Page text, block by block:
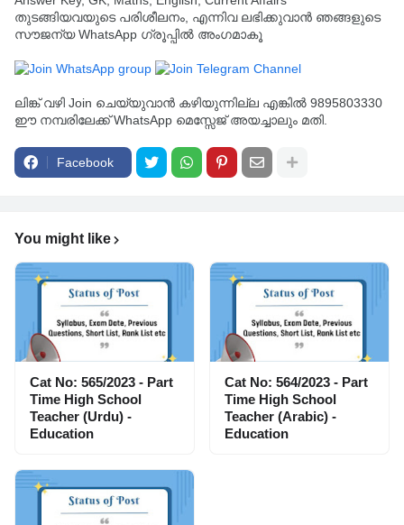
തുടങ്ങിയവയുടെ പരിശീലനം, എന്നിവ ലഭിക്കുവാൻ ഞങ്ങളുടെ
സൗജന്യ WhatsApp ഗ്രൂപ്പിൽ അംഗമാകൂ
ലിങ്ക് വഴി Join ചെയ്യുവാൻ കഴിയുന്നില്ല എങ്കിൽ 9895803330
ഈ നമ്പരിലേക്ക് WhatsApp മെസ്സേജ് അയച്ചാലും മതി.
Facebook
You might like
Cat No: 565/2023 - Part
Time High School
Teacher (Urdu) -
Education
Cat No: 564/2023 - Part
Time High School
Teacher (Arabic) -
Education